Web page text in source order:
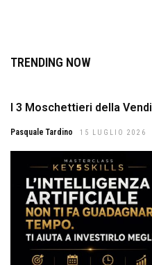
TRENDING NOW
I 3 Moschettieri della
Pasquale Tardino 15 LUGLIO 2026